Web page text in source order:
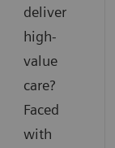
deliver
high-
value
care?
Faced
with